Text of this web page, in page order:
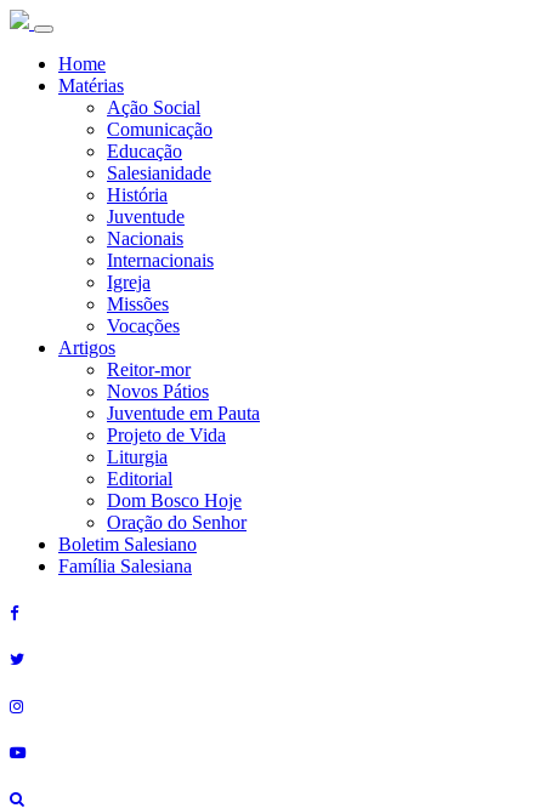
Home
Matérias
Ação Social
Comunicação
Educação
Salesianidade
História
Juventude
Nacionais
Internacionais
Igreja
Missões
Vocações
Artigos
Reitor-mor
Novos Pátios
Juventude em Pauta
Projeto de Vida
Liturgia
Editorial
Dom Bosco Hoje
Oração do Senhor
Boletim Salesiano
Família Salesiana